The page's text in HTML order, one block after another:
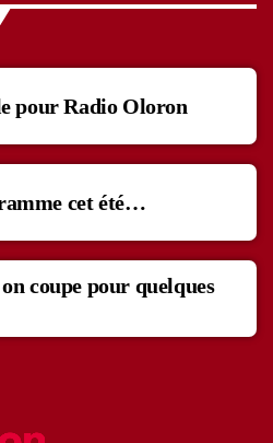
pour Radio Oloron
cet été…
coupe pour quelques